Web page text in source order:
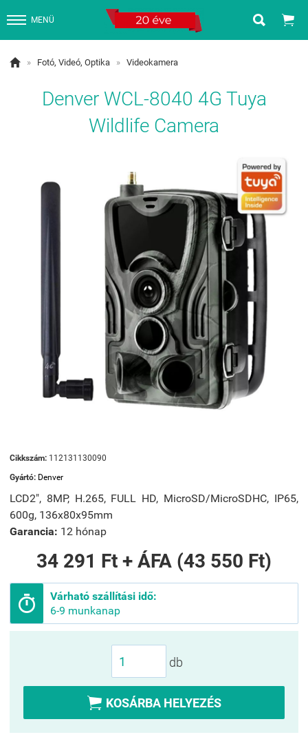
MENÜ  
 » Fotó, Videó, Optika » Videokamera
Denver WCL-8040 4G Tuya
Wildlife Camera
Cikkszám: 112131130090
Gyártó: Denver
LCD2", 8MP, H.265, FULL HD, MicroSD/MicroSDHC, IP65,
600g, 136x80x95mm
Garancia: 12 hónap
34 291 Ft + ÁFA (43 550 Ft)

Várható szállítási idő:
6-9 munkanap
db
 KOSÁRBA HELYEZÉS